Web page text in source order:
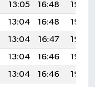
13:05 16:48
19:50
13:04 16:48
19:49
13:04 16:47
19:48
13:04 16:46
19:46
13:04 16:46
19:45